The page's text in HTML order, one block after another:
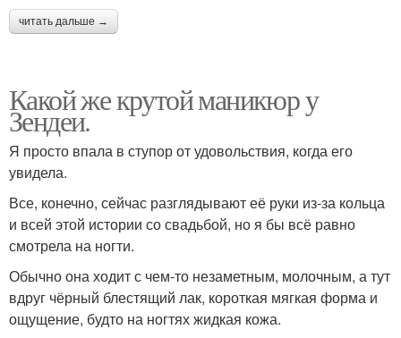
читать дальше →
Какой же крутой маникюр у
Зендеи.
Я просто впала в ступор от удовольствия, когда его
увидела.
Все, конечно, сейчас разглядывают её руки из-за кольца
и всей этой истории со свадьбой, но я бы всё равно
смотрела на ногти.
Обычно она ходит с чем-то незаметным, молочным, а тут
вдруг чёрный блестящий лак, короткая мягкая форма и
ощущение, будто на ногтях жидкая кожа.